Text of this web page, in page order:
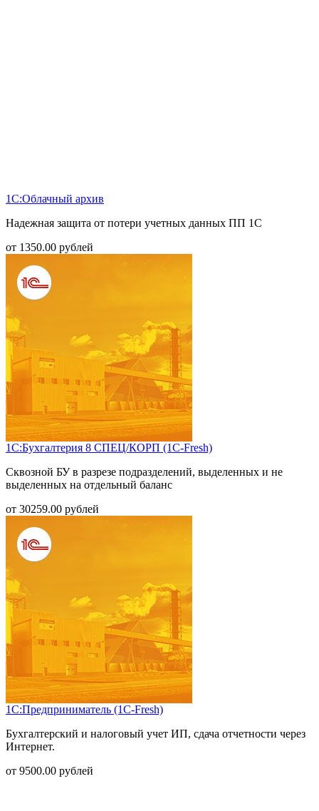
1С:Облачный архив
Надежная защита от потери учетных данных ПП 1С
от 1350.00 рублей
1С:Бухгалтерия 8 СПЕЦ/КОРП (1С-Fresh)
Сквозной БУ в разрезе подразделений, выделенных и не
выделенных на отдельный баланс
от 30259.00 рублей
1С:Предприниматель (1С-Fresh)
Бухгалтерский и налоговый учет ИП, сдача отчетности через
Интернет.
от 9500.00 рублей